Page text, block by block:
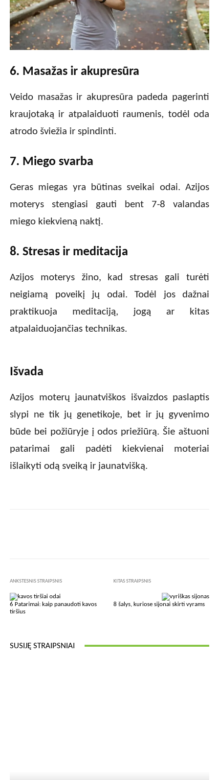
6. Masažas ir akupresūra
Veido masažas ir akupresūra padeda pagerinti
kraujotaką ir atpalaiduoti raumenis, todėl oda
atrodo šviežia ir spindinti.
7. Miego svarba
Geras miegas yra būtinas sveikai odai. Azijos
moterys stengiasi gauti bent 7-8 valandas
miego kiekvieną naktį.
8. Stresas ir meditacija
Azijos moterys žino, kad stresas gali turėti
neigiamą poveikį jų odai. Todėl jos dažnai
praktikuoja meditaciją, jogą ar kitas
atpalaiduojančias technikas.
Išvada
Azijos moterų jaunatviškos išvaizdos paslaptis
slypi ne tik jų genetikoje, bet ir jų gyvenimo
būde bei požiūryje į odos priežiūrą. Šie aštuoni
patarimai gali padėti kiekvienai moteriai
išlaikyti odą sveiką ir jaunatvišką.
ANKSTESNIS STRAIPSNIS
6 Patarimai: kaip panaudoti kavos
tiršius
KITAS STRAIPSNIS
8 šalys, kuriose sijonai skirti vyrams
SUSIJĘ STRAIPSNIAI